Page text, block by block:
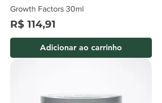
Growth Factors 30ml
Preço
R$ 114,91
Adicionar ao carrinho